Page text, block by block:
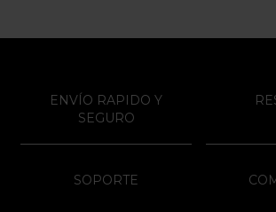
ENVÍO RAPIDO Y
SEGURO
SOPORTE